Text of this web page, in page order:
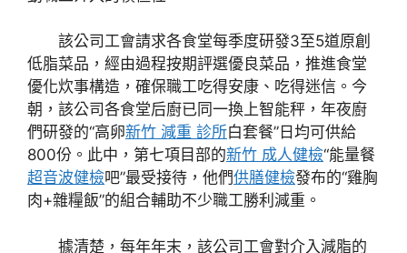
該公司工會請求各食堂每季度研發3至5道原創
低脂菜品，經由過程按期評選優良菜品，推進食堂
優化炊事構造，確保職工吃得安康、吃得迷信。今
朝，該公司各食堂后廚已同一換上智能秤，年夜廚
們研發的“高卵新竹 減重 診所白套餐”日均可供給
800份。此中，第七項目部的新竹 成人健檢“能量餐
超音波健檢吧”最受接待，他們供膳健檢發布的“雞胸
肉+雜糧飯”的組合輔助不少職工勝利減重。
據清楚，每年年末，該公司工會對介入減脂的